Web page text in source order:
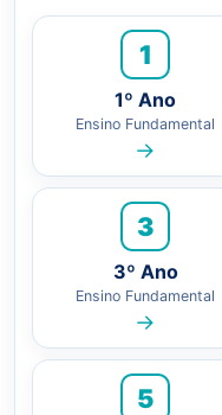
1
1º Ano
Ensino Fundamental
→
3
3º Ano
Ensino Fundamental
→
5